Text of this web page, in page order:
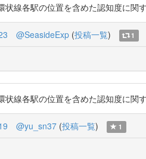
状線各駅の位置を含めた認知度に関
@SeasideExp (投稿一覧) 1
状線各駅の位置を含めた認知度に
@yu_sn37 (投稿一覧) 1